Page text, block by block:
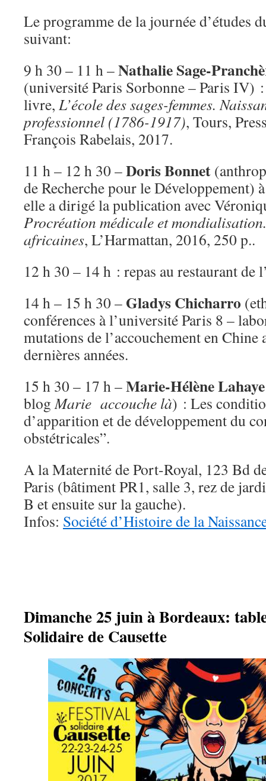
Le programme de la journée d’études
suivant:
9 h 30 – 11 h –Nathalie Sage-
(université Paris Sorbonne – Paris IV)
livre, L’école des sages-femmes.
professionnel (1786-1917), Tours,
François Rabelais, 2017.
11 h – 12 h 30 –Doris Bonnet
de Recherche pour le Développement)
elle a dirigé la publication avec
Procréation médicale et
africaines, L’Harmattan, 2016, 250 p..
12 h 30 – 14 h : repas au restaurant de
14 h – 15 h 30 – Gladys Chicharro
conférences à l’université Paris 8 –
mutations de l’accouchement en Chine
dernières années.
15 h 30 – 17 h –Marie-Hélène Lahaye
blogMarie accouche là) : Les
d’apparition et de développement du
obstétricales”.
A la Maternité de Port-Royal, 123 Bd
Paris (bâtiment PR1, salle 3, rez de
B et ensuite sur la gauche).
Infos: Société d’Histoire de la
Dimanche 25 juin à Bordeaux:
Solidaire de Causette